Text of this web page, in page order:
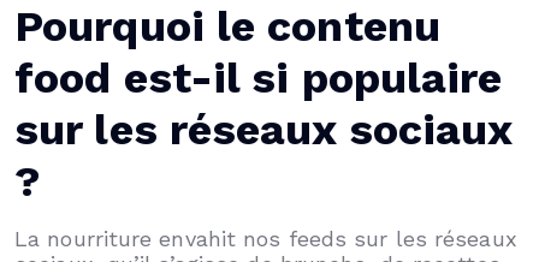
Pourquoi le contenu
food est-il si populaire
sur les réseaux sociaux
?
La nourriture envahit nos feeds sur les réseaux